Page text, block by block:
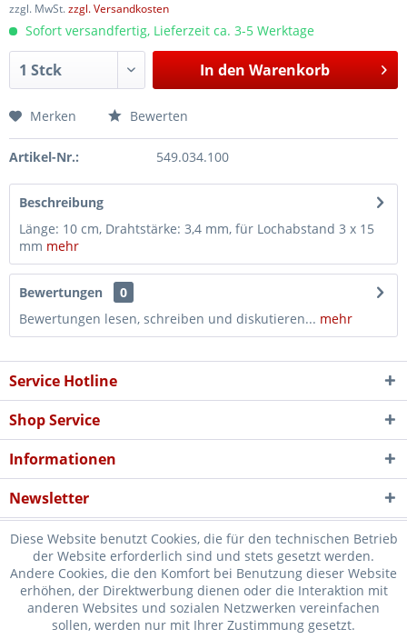
zzgl. MwSt.zzgl. Versandkosten
Sofort versandfertig, Lieferzeit ca. 3-5 Werktage
In den Warenkorb
Merken Bewerten
Artikel-Nr.: 549.034.100
Beschreibung
Länge: 10 cm, Drahtstärke: 3,4 mm, für Lochabstand 3 x 15
mm mehr
Bewertungen
0
Bewertungen lesen, schreiben und diskutieren... mehr
Service Hotline
Shop Service
Informationen
Newsletter
* Verkauf nur an Unternehmer, Gewerbetreibende, Freiberufler und
öffentliche Institutionen, daher verstehen sich alle Preise zzgl.
Diese Website benutzt Cookies, die für den technischen Betrieb
der Website erforderlich sind und stets gesetzt werden.
Andere Cookies, die den Komfort bei Benutzung dieser Website
erhöhen, der Direktwerbung dienen oder die Interaktion mit
anderen Websites und sozialen Netzwerken vereinfachen
sollen, werden nur mit Ihrer Zustimmung gesetzt.